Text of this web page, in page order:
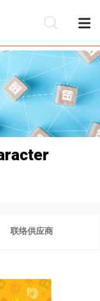
联络供应商